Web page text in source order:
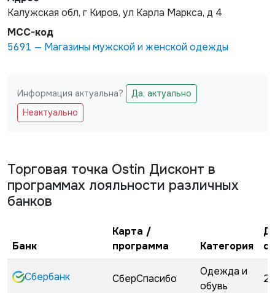
Калужская обл, г Киров, ул Карла Маркса, д 4
MCC-код
5691 — Магазины мужской и женской одежды
Не заполняйте это поле
Информация актуальна?
Да, актуально
Неактуально
Торговая точка Ostin Дисконт в
программах лояльности различных
банков
Банк
Карта /
программа
Категория
с
Сбербанк СберСпасибо
Одежда и
обувь